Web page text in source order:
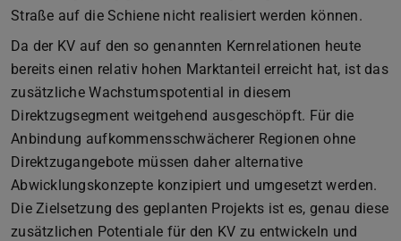
Straße auf die Schiene nicht realisiert werden können.
Da der KV auf den so genannten Kernrelationen heute
bereits einen relativ hohen Marktanteil erreicht hat, ist das
zusätzliche Wachstumspotential in diesem
Direktzugsegment weitgehend ausgeschöpft. Für die
Anbindung aufkommensschwächerer Regionen ohne
Direktzugangebote müssen daher alternative
Abwicklungskonzepte konzipiert und umgesetzt werden.
Die Zielsetzung des geplanten Projekts ist es, genau diese
zusätzlichen Potentiale für den KV zu entwickeln und